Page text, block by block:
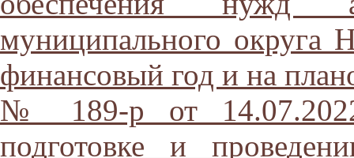
муниципального округа
финансовый год и на
№ 189-р от
подготовке и